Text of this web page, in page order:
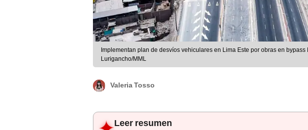
Implementan plan de desvíos vehiculares en Lima Este por obras en bypass
Lurigancho/MML
Valeria Tosso
Leer resumen